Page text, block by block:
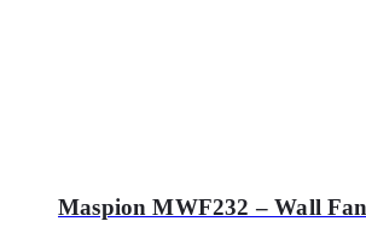
Maspion MWF232 – Wall